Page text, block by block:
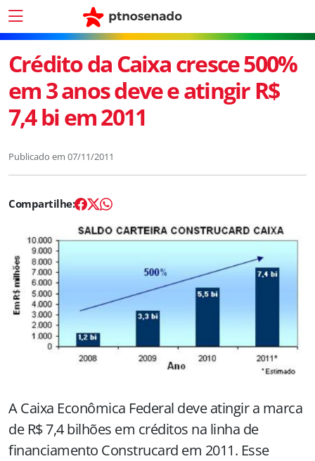
Crédito da Caixa cresce 500%
em 3 anos deve e atingir R$
7,4 bi em 2011
Publicado em 07/11/2011
A Caixa Econômica Federal deve atingir a marca
de R$ 7,4 bilhões em créditos na linha de
financiamento Construcard em 2011. Esse